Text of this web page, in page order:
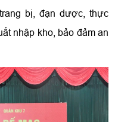
bị, đạn dược, thực
nhập kho, bảo đảm an